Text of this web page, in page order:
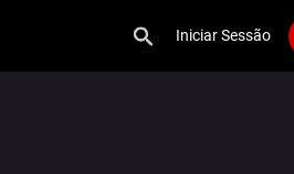
Iniciar Sessão